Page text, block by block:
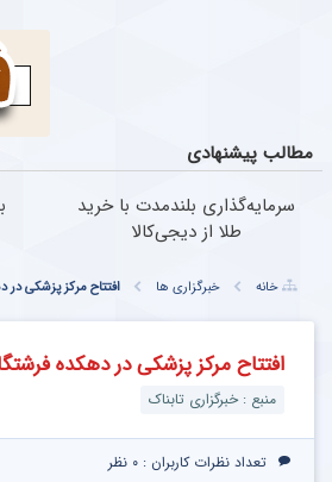
مطالب پیشنهادی
سرمایه‌گذاری بلندمدت با خرید
طلا از دیجی‌کالا
خانه خبرگزاری ها افتتاح مرکز پزشکی
افتتاح مرکز پزشکی در دهکده
منبع : خبرگزاری تابناک
تعداد نظرات کاربران : ۰ نظر